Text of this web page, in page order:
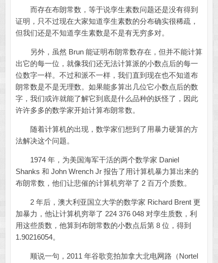
而存在布朗常数，等于说孪生素数问题还是没有得到
证明，只不过现在大家知道孪生素数的分布确实很稀疏，
但我们还是不知道孪生素数是不是有无穷多对。
另外，虽然 Brun 能证明布朗常数存在，但并不能计算
出它的每一位，就像我们还无法计算派的小数点后的每一
位数字一样。不过和派不一样，我们直到现在也不知道布
朗常数是不是无理数。如果能多算出几位它小数点后的数
字，我们或许就能了解它到底是什么品种的妖怪了，因此
许许多多的数学家开始计算布朗常数。
随着计算机的出现，数学家们想到了用暴力硬算的方
法解决这个问题。
1974 年，为美国海军干活的两个数学家 Daniel
Shanks 和 John Wrench Jr 报告了用计算机暴力算出来的
布朗常数，他们让悲催的计算机穷举了 2 百万个质数。
2 年后，澳大利亚国立大学的数学家 Richard Brent 更
加暴力，他让计算机穷举了 224 376 048 对孪生质数，利
用这些质数，他算到布朗常数的小数点后第 8 位，得到
1.90216054。
顺说一句，2011 年谷歌竞拍加拿大北电网路（Nortel